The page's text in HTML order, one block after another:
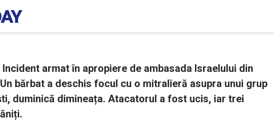
Incident armat în apropiere de ambasada Israelului din
bărbat a deschis focul cu o mitralieră asupra unui grup
duminică dimineața. Atacatorul a fost ucis, iar trei